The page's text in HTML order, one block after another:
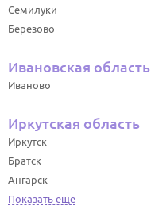
Семилуки
Березово
Ивановская область
Иваново
Иркутская область
Иркутск
Братск
Ангарск
Показать еще